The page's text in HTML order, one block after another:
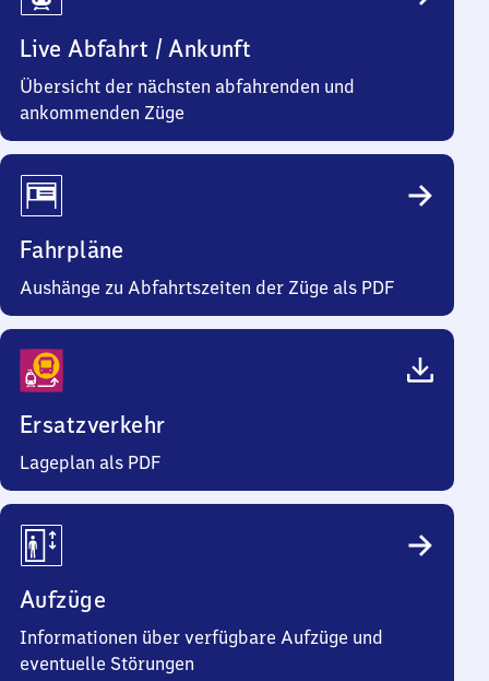
Live Abfahrt / Ankunft
Übersicht der nächsten abfahrenden und
ankommenden Züge
Fahrpläne
Aushänge zu Abfahrtszeiten der Züge als PDF
Ersatzverkehr
Lageplan als PDF
Aufzüge
Informationen über verfügbare Aufzüge und
eventuelle Störungen